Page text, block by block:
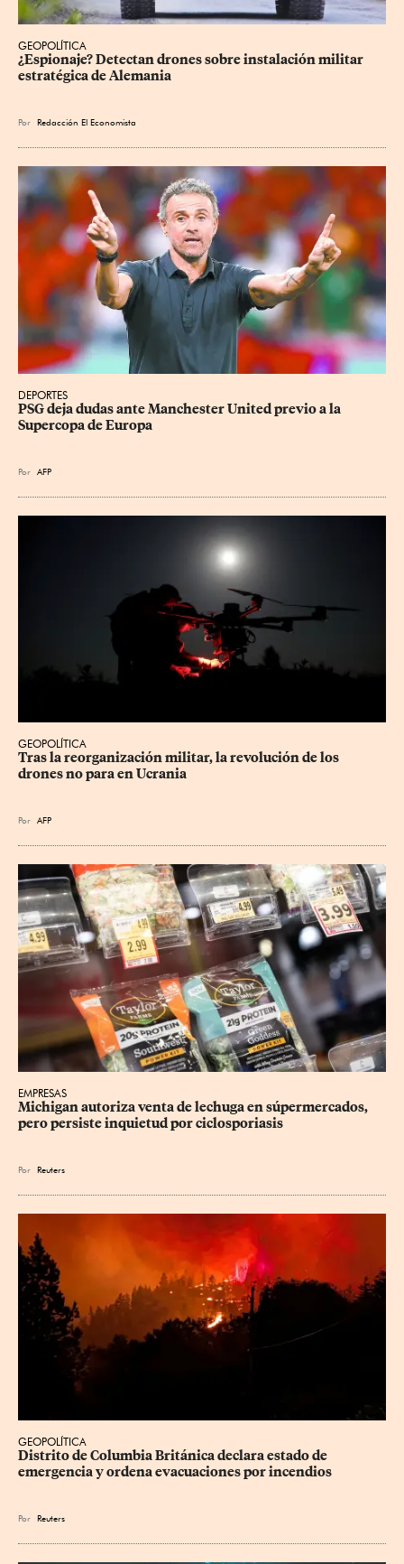
GEOPOLÍTICA
¿Espionaje? Detectan drones sobre instalación militar
estratégica de Alemania
Por Redacción El Economista
DEPORTES
PSG deja dudas ante Manchester United previo a la
Supercopa de Europa
Por AFP
GEOPOLÍTICA
Tras la reorganización militar, la revolución de los
drones no para en Ucrania
Por AFP
EMPRESAS
Michigan autoriza venta de lechuga en súpermercados,
pero persiste inquietud por ciclosporiasis
Por Reuters
GEOPOLÍTICA
Distrito de Columbia Británica declara estado de
emergencia y ordena evacuaciones por incendios
Por Reuters